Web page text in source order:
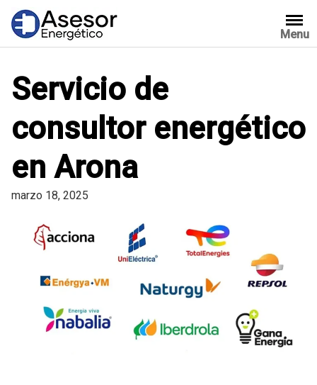
Saltar
contenido
Menu
Servicio de
consultor energético
en Arona
marzo 18, 2025